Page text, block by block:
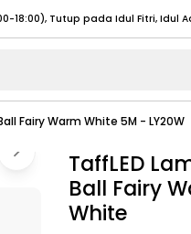
- 20:00), Tutup pada Idul Fitri
(08:00 - 17:00) Selengkapnya
(08:00 - 17:00) Selengkapnya
20:00), Tutup pada Idul Fitri
20:00), Tutup pada Idul Fitri
Fairy Warm White 5M - LY20W
TaffLED
Ball Fairy
White